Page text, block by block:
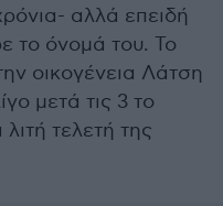
αλλά επειδή
το όνομά του. Το
οικογένεια Λάτση
μετά τις 3 το
τελετή της